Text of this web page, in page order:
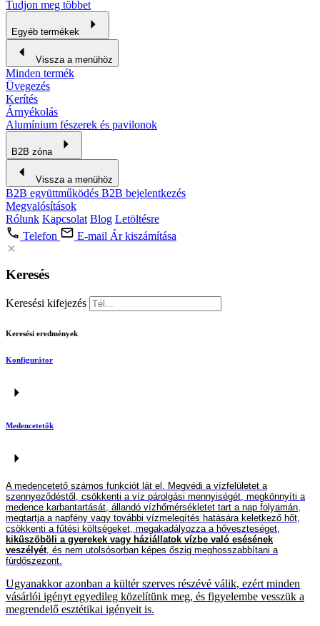
Tudjon meg többet
Egyéb termékek
Vissza a menühöz
Minden termék
Üvegezés
Kerítés
Árnyékolás
Alumínium fészerek és pavilonok
B2B zóna
Vissza a menühöz
B2B együttműködés B2B bejelentkezés
Megvalósítások
Rólunk Kapcsolat Blog Letöltésre
Telefon
E-mail Ár kiszámítása
Keresés
Keresési kifejezés
Keresési eredmények
Konfigurátor
Medencetetők
A medencetető számos funkciót lát el. Megvédi a vízfelületet a
szennyeződéstől, csökkenti a víz párolgási mennyiségét, megkönnyíti a
medence karbantartását, állandó vízhőmérsékletet tart a nap folyamán,
megtartja a napfény vagy további vízmelegítés hatására keletkező hőt,
csökkenti a fűtési költségeket, megakadályozza a hőveszteséget,
kiküszöböli a gyerekek vagy háziállatok vízbe való esésének
veszélyét, és nem utolsósorban képes őszig meghosszabbítani a
fürdőszezont.
Ugyanakkor azonban a kültérszerves részévé válik, ezért minden
vásárlói igényt egyedileg közelítünk meg, és figyelembe vesszük a
megrendelő esztétikai igényeit is.